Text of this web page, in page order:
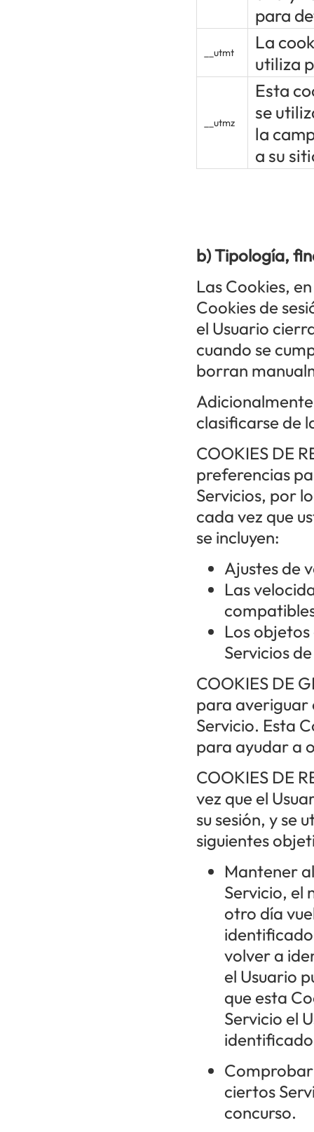
para
__utmt
La
utiliza
__utmz
Esta
se
la
a su
b) Tipología,
Las Cookies,
Cookies de
el Usuario
cuando se
borran
clasificarse de
COOKIES DE
preferencias
Servicios, por
cada vez que
se incluyen:
Ajustes de
Las
Los
Servicios
COOKIES DE
para averiguar
Servicio. Esta
para ayudar a
COOKIES DE
vez que el
su sesión, y se
siguientes
Mantener
Servicio, el
otro día
volver a
el Usuario
que esta
Servicio el
ciertos
concurso.